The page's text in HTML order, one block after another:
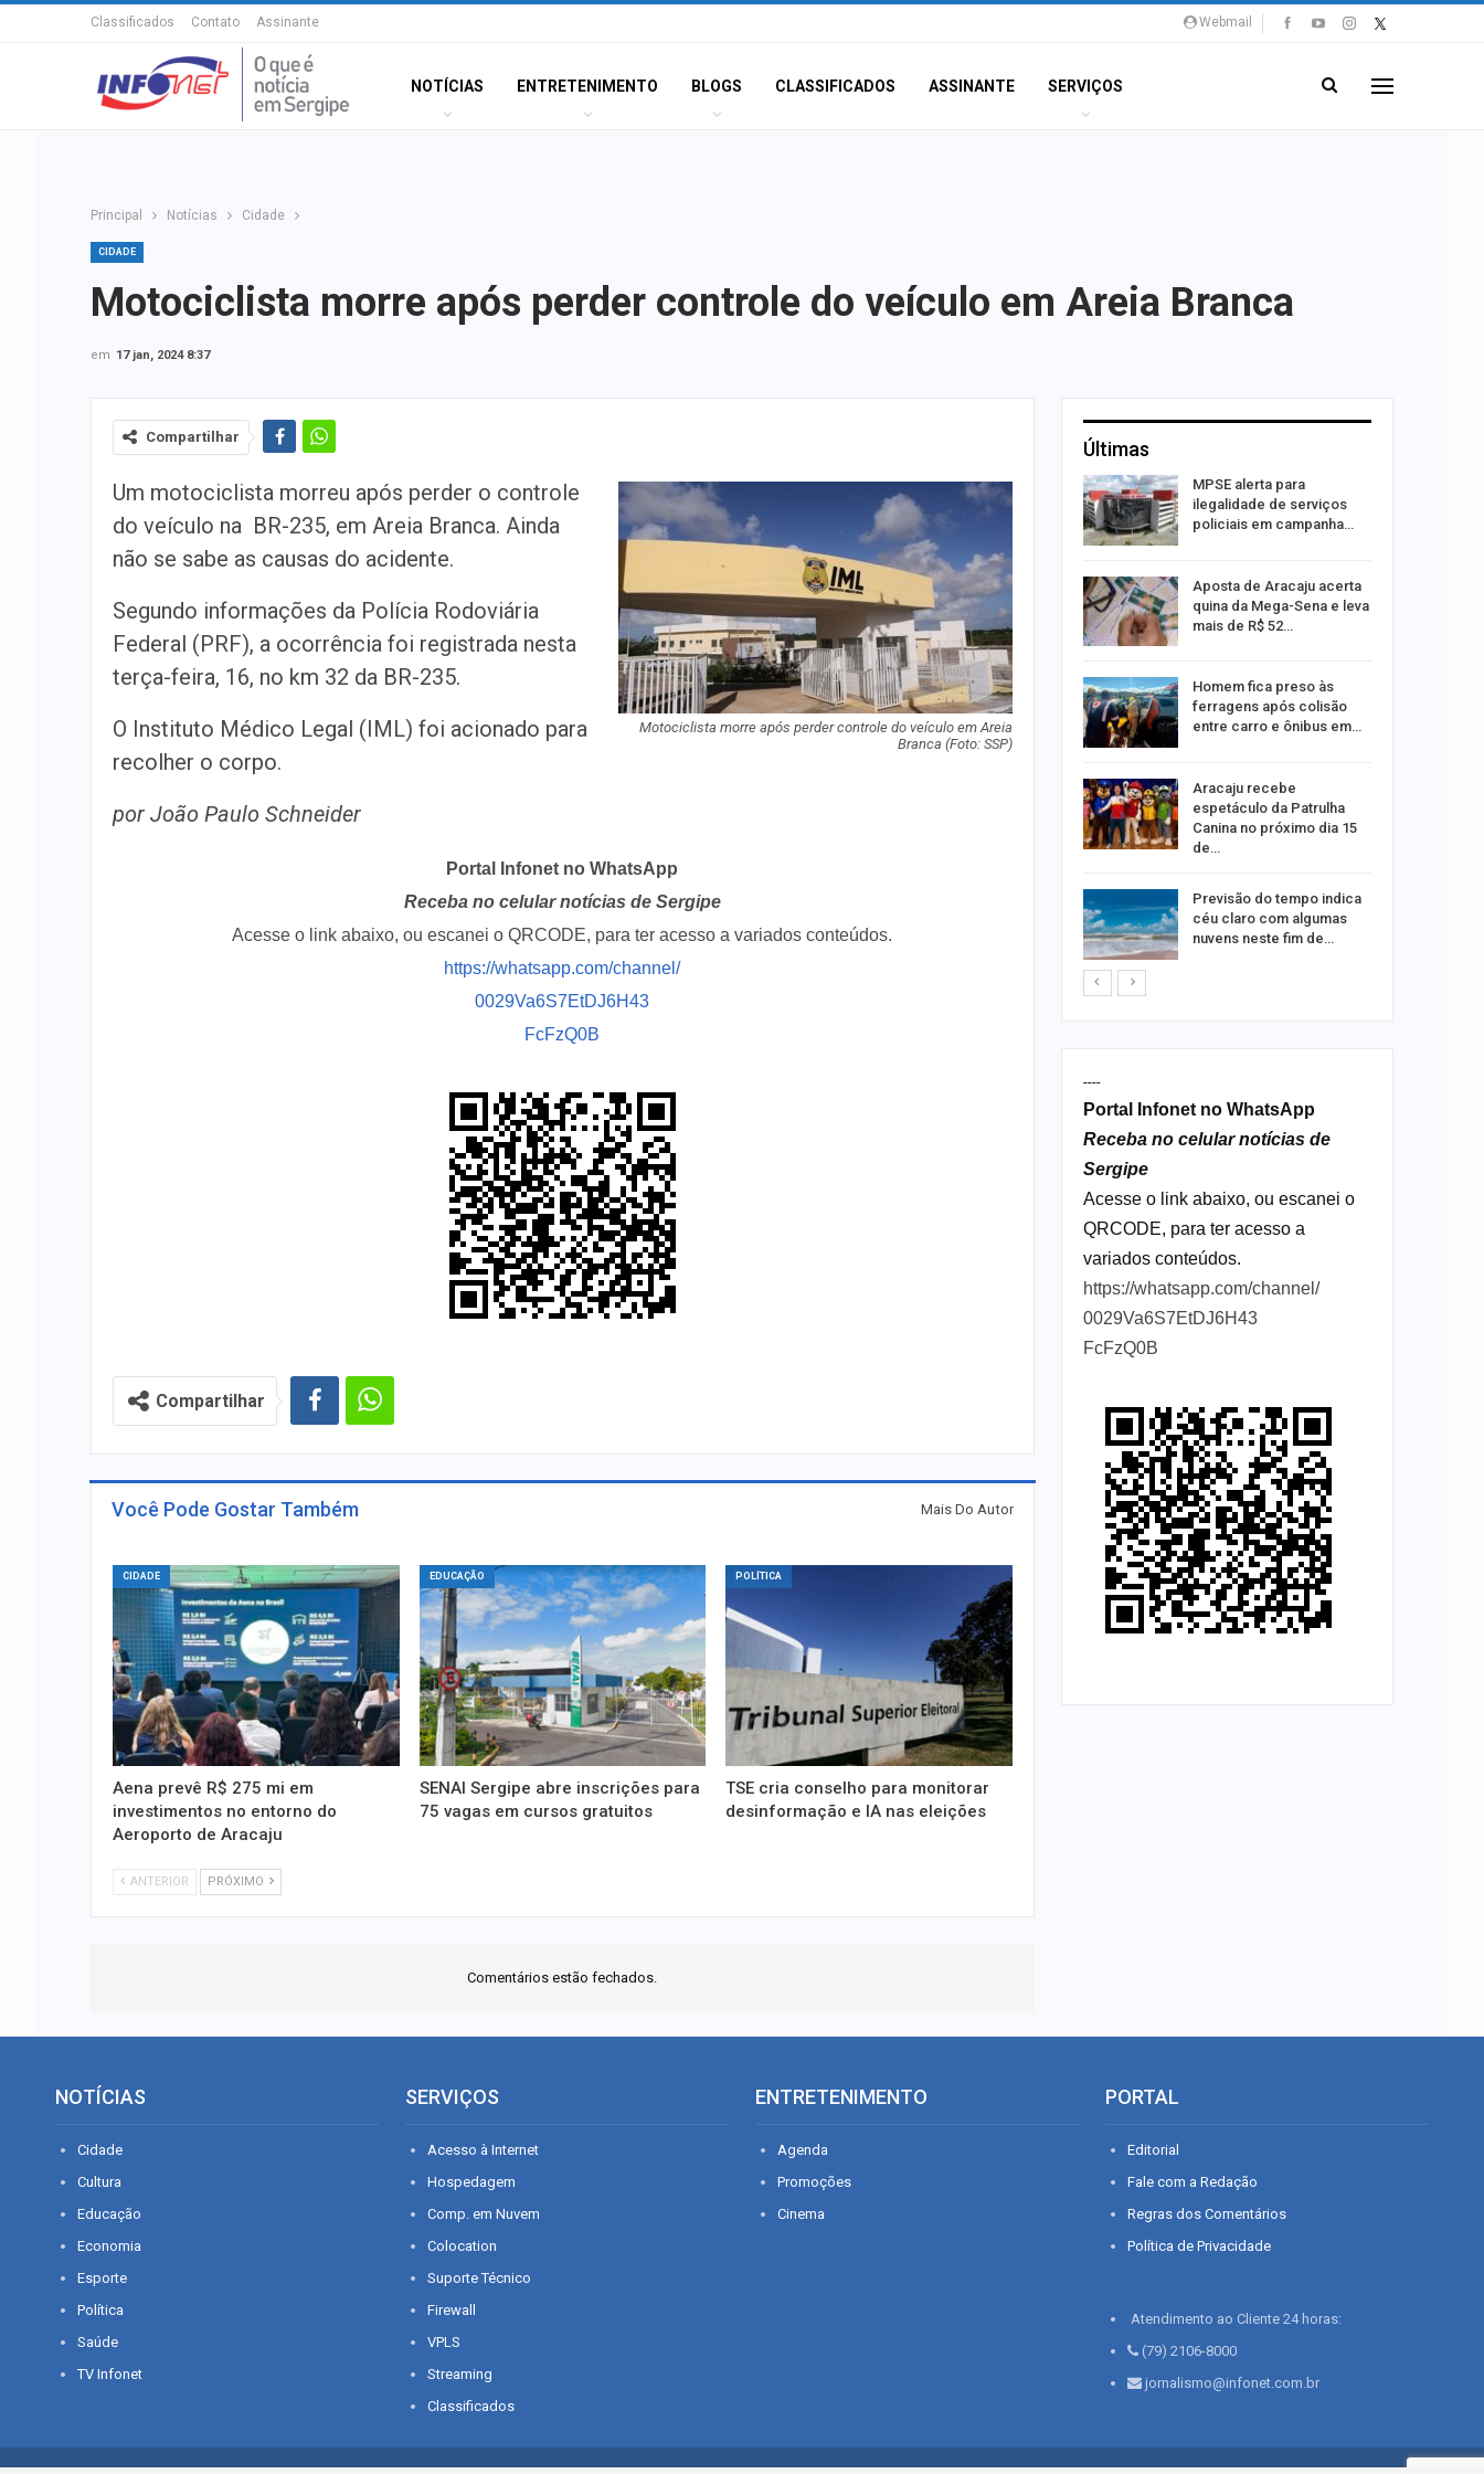
Webmail
Classificados Contato Assinante
NOTÍCIAS ENTRETENIMENTO BLOGS CLASSIFICADOS ASSINANTE SERVIÇOS
Principal Notícias Cidade
CIDADE
Motociclista morre após perder controle do veículo em Areia Branca
em 17 jan, 2024 8:37
Compartilhar
Motociclista morre após perder controle do veículo em Areia
Branca (Foto: SSP)
Um motociclista morreu após perder o controle
do veículo na BR-235, em Areia Branca. Ainda
não se sabe as causas do acidente.
Segundo informações da Polícia Rodoviária
Federal (PRF), a ocorrência foi registrada nesta
terça-feira, 16, no km 32 da BR-235.
O Instituto Médico Legal (IML) foi acionado para
recolher o corpo.
por João Paulo Schneider
Portal Infonet no WhatsApp
Receba no celular notícias de Sergipe
Acesse o link abaixo, ou escanei o QRCODE, para ter acesso a variados conteúdos.
https://whatsapp.com/channel/
0029Va6S7EtDJ6H43
FcFzQ0B
Compartilhar
Você Pode Gostar Também Mais Do Autor
CIDADE
Aena prevê R$ 275 mi em
investimentos no entorno do
Aeroporto de Aracaju
EDUCAÇÃO
SENAI Sergipe abre inscrições para
75 vagas em cursos gratuitos
POLÍTICA
TSE cria conselho para monitorar
desinformação e IA nas eleições
ANTERIOR PRÓXIMO
Comentários estão fechados.
Últimas
Sergipe terá possibilidade
de chuva leve durante o
fim de semana
Adasfa e Shopping Jardins
promovem ação de
adoção animal neste…
Homem é preso
investigado por estupro de
vulnerável em Sergipe
acontece nesta sexta em…
MPSE alerta para
ilegalidade de serviços
policiais em campanha…
Aposta de Aracaju acerta
quina da Mega-Sena e leva
mais de R$ 52…
Homem fica preso às
ferragens após colisão
entre carro e ônibus em…
Aracaju recebe
espetáculo da Patrulha
Canina no próximo dia 15
de…
Previsão do tempo indica
céu claro com algumas
nuvens neste fim de…
----
Portal Infonet no WhatsApp
Receba no celular notícias de
Sergipe
Acesse o link abaixo, ou escanei o
QRCODE, para ter acesso a
variados conteúdos.
https://whatsapp.com/channel/
0029Va6S7EtDJ6H43
FcFzQ0B
NOTÍCIAS
Cidade
Cultura
Educação
Economia
Esporte
Política
Saúde
TV Infonet
SERVIÇOS
Acesso à Internet
Hospedagem
Comp. em Nuvem
Colocation
Suporte Técnico
Firewall
VPLS
Streaming
Classificados
ENTRETENIMENTO
Agenda
Promoções
Cinema
PORTAL
Editorial
Fale com a Redação
Regras dos Comentários
Política de Privacidade
Atendimento ao Cliente 24 horas:
(79) 2106-8000
jornalismo@infonet.com.br